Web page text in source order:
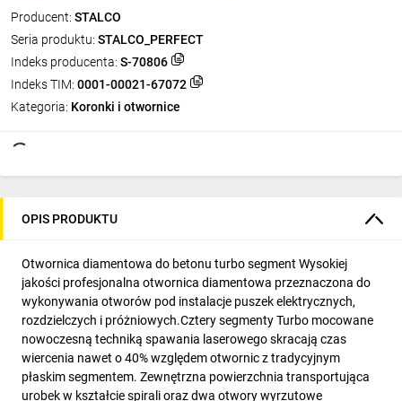
Producent: STALCO
Seria produktu: STALCO_PERFECT
Indeks producenta: S-70806
Indeks TIM: 0001-00021-67072
Kategoria: Koronki i otwornice
OPIS PRODUKTU
Otwornica diamentowa do betonu turbo segment Wysokiej
jakości profesjonalna otwornica diamentowa przeznaczona do
wykonywania otworów pod instalacje puszek elektrycznych,
rozdzielczych i próżniowych.Cztery segmenty Turbo mocowane
nowoczesną techniką spawania laserowego skracają czas
wiercenia nawet o 40% względem otwornic z tradycyjnym
płaskim segmentem. Zewnętrzna powierzchnia transportująca
urobek w kształcie spirali oraz dwa otwory wyrzutowe